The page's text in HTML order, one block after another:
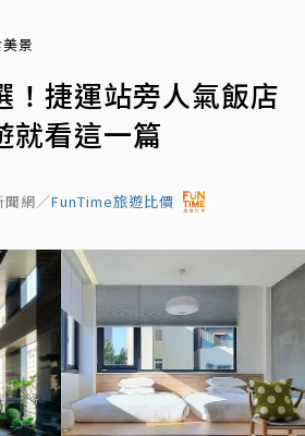
景
！捷運站旁人氣飯店
就看這一篇
聞網／FunTime旅遊比價